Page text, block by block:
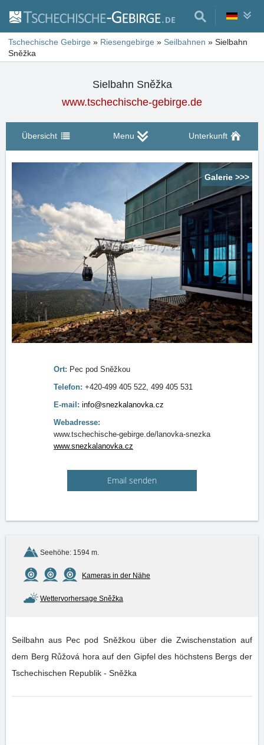
Tschechische Gebirge » Riesengebirge » Seilbahnen » Sielbahn
Sněžka
Sielbahn Sněžka
www.tschechische-gebirge.de
Übersicht Menu Unterkunft
Galerie >>>
Ort: Pec pod Sněžkou
Telefon: +420-499 405 522, 499 405 531
E-mail: info@snezkalanovka.cz
Webadresse:
www.tschechische-gebirge.de/lanovka-snezka
www.snezkalanovka.cz
Email senden
Seehöhe: 1594 m.
Kameras in der Nähe
Wettervorhersage Sněžka
Seilbahn aus Pec pod Sněžkou über die Zwischenstation auf
dem Berg Růžová hora auf den Gipfel des höchstens Bergs der
Tschechischen Republik - Sněžka